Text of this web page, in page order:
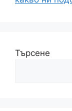
Търсене